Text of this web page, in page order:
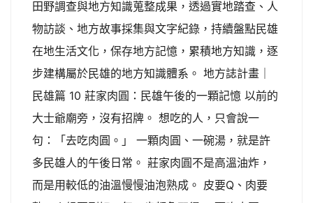
田野調查與地方知識蒐整成果，透過實地踏查、人
物訪談、地方故事採集與文字紀錄，持續盤點民雄
在地生活文化，保存地方記憶，累積地方知識，逐
步建構屬於民雄的地方知識體系。 地方誌計畫｜
民雄篇 10 莊家肉圓：民雄午後的一顆記憶 以前的
大士爺廟旁，沒有招牌。 想吃的人，只會說一
句：「去吃肉圓。」 一顆肉圓、一碗湯，就是許
多民雄人的午後日常。 莊家肉圓不是高溫油炸，
而是用較低的油溫慢慢油泡熟成。 皮要Q、肉要